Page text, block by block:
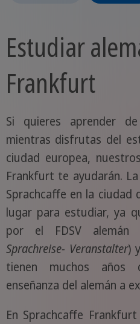
Estudiar
Frankfurt
Si quieres aprender
mientras disfrutas del
ciudad europea, nuestros
Frankfurt te ayudarán. La
Sprachcaffe en la
lugar para estudiar, ya
por el FDSV alemán
Sprachreise- Veranstalter)
tienen muchos años
enseñanza del alemán a
En Sprachcaffe